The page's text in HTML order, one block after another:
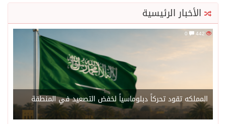
الأخبار الرئيسية
المملكه تقود تحركاً دبلوماسياً لخفض التصعيد في المنطقة